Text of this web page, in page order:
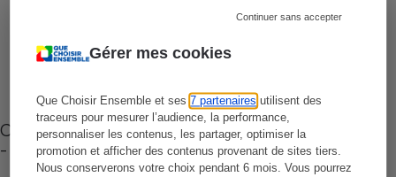
Gérer mes cookies
Que Choisir Ensemble et ses7 partenaires utilisent des
traceurs pour mesurer l’audience, la performance,
personnaliser les contenus, les partager, optimiser la
promotion et afficher des contenus provenant de sites tiers.
Nous conserverons votre choix pendant 6 mois. Vous pourrez
Continuer sans accepter
Cafetière à capsules zéro déchet CoffeeB (vidéo)
- Premières impressions